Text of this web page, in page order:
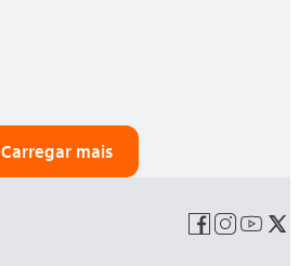
Carregar mais